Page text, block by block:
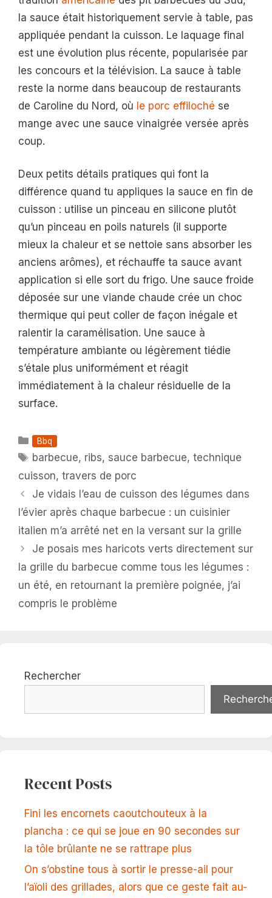
la sauce était historiquement servie à table, pas
appliquée pendant la cuisson. Le laquage final
est une évolution plus récente, popularisée par
les concours et la télévision. La sauce à table
reste la norme dans beaucoup de restaurants
de Caroline du Nord, où le porc effiloché se
mange avec une sauce vinaigrée versée après
coup.
Deux petits détails pratiques qui font la
différence quand tu appliques la sauce en fin de
cuisson : utilise un pinceau en silicone plutôt
qu’un pinceau en poils naturels (il supporte
mieux la chaleur et se nettoie sans absorber les
anciens arômes), et réchauffe ta sauce avant
application si elle sort du frigo. Une sauce froide
déposée sur une viande chaude crée un choc
thermique qui peut coller de façon inégale et
ralentir la caramélisation. Une sauce à
température ambiante ou légèrement tiédie
s’étale plus uniformément et réagit
immédiatement à la chaleur résiduelle de la
surface.
Catégories
Bbq
Étiquettes
barbecue, ribs, sauce barbecue,technique
cuisson, travers de porc
Je vidais l’eau de cuisson des légumes dans
l’évier après chaque barbecue : un cuisinier
italien m’a arrêté net en la versant sur la grille
Je posais mes haricots verts directement sur
la grille du barbecue comme tous les légumes :
un été, en retournant la première poignée, j’ai
compris le problème
Rechercher
Recent Posts
Fini les encornets caoutchouteux à la
plancha : ce qui se joue en 90 secondes sur
la tôle brûlante ne se rattrape plus
On s’obstine tous à sortir le presse-ail pour
l’aïoli des grillades, alors que ce geste fait au-